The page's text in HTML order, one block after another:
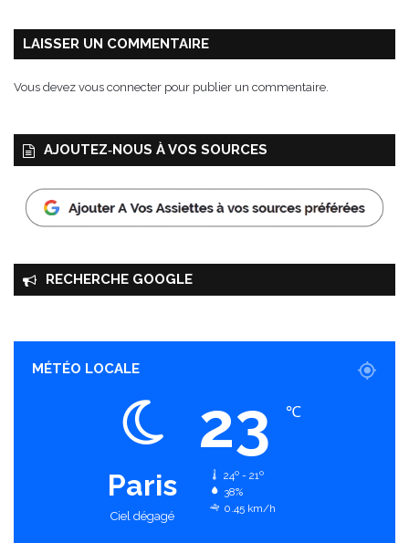
e
s
LAISSER UN COMMENTAIRE
Vous devez vous connecter pour publier un commentaire.
AJOUTEZ‑NOUS À VOS SOURCES
RECHERCHE GOOGLE
MÉTÉO LOCALE
Paris
Ciel dégagé
23 ℃
24º - 21º
38%
0.45 km/h